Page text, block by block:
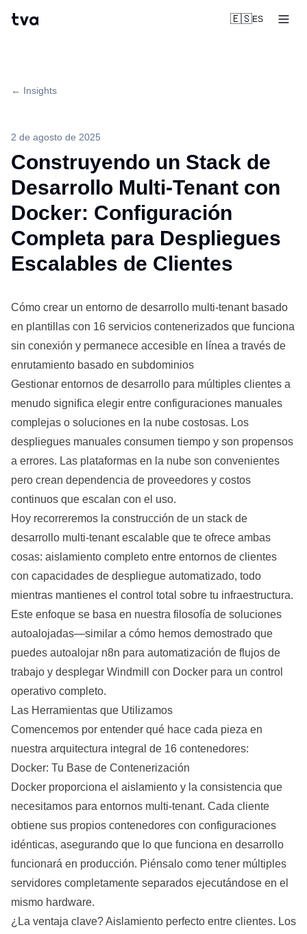
tva 🇪🇸ES
← Insights
2 de agosto de 2025
Construyendo un Stack de
Desarrollo Multi-Tenant con
Docker: Configuración
Completa para Despliegues
Escalables de Clientes
Cómo crear un entorno de desarrollo multi-tenant basado
en plantillas con 16 servicios contenerizados que funciona
sin conexión y permanece accesible en línea a través de
enrutamiento basado en subdominios
Gestionar entornos de desarrollo para múltiples clientes a
menudo significa elegir entre configuraciones manuales
complejas o soluciones en la nube costosas. Los
despliegues manuales consumen tiempo y son propensos
a errores. Las plataformas en la nube son convenientes
pero crean dependencia de proveedores y costos
continuos que escalan con el uso.
Hoy recorreremos la construcción de un stack de
desarrollo multi-tenant escalable que te ofrece ambas
cosas: aislamiento completo entre entornos de clientes
con capacidades de despliegue automatizado, todo
mientras mantienes el control total sobre tu infraestructura.
Este enfoque se basa en nuestra filosofía de soluciones
autoalojadas—similar a cómo hemos demostrado que
puedes autoalojar n8n para automatización de flujos de
trabajo y desplegar Windmill con Docker para un control
operativo completo.
Las Herramientas que Utilizamos
Comencemos por entender qué hace cada pieza en
nuestra arquitectura integral de 16 contenedores:
Docker: Tu Base de Contenerización
Docker proporciona el aislamiento y la consistencia que
necesitamos para entornos multi-tenant. Cada cliente
obtiene sus propios contenedores con configuraciones
idénticas, asegurando que lo que funciona en desarrollo
funcionará en producción. Piénsalo como tener múltiples
servidores completamente separados ejecutándose en el
mismo hardware.
¿La ventaja clave? Aislamiento perfecto entre clientes. Los